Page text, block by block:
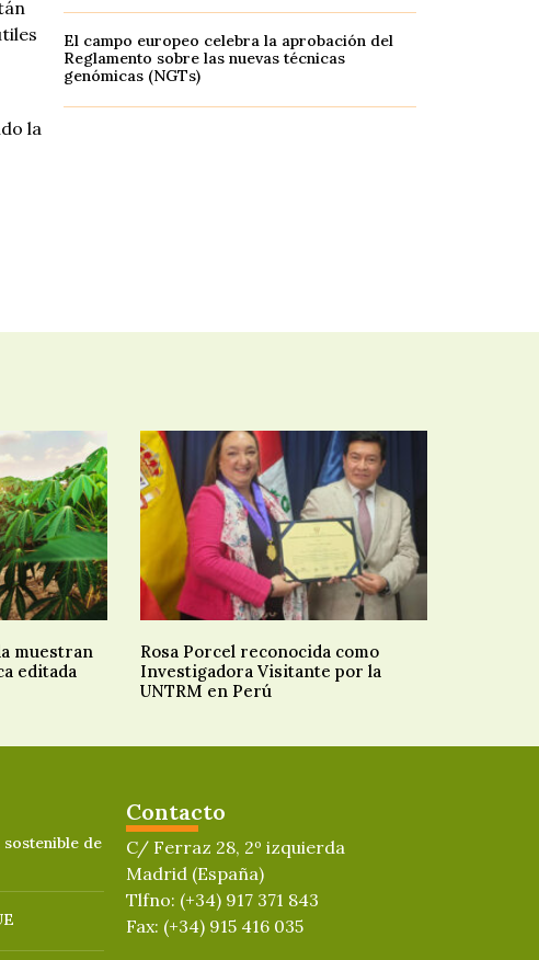
la
El campo europeo celebra la aprobación del
Reglamento sobre las nuevas técnicas
genómicas (NGTs)
muestran
editada
Rosa Porcel reconocida como
Investigadora Visitante por la
UNTRM en Perú
sostenible de
Contacto
C/ Ferraz 28, 2º izquierda
Madrid (España)
Tlfno: (+34) 917 371 843
Fax: (+34) 915 416 035